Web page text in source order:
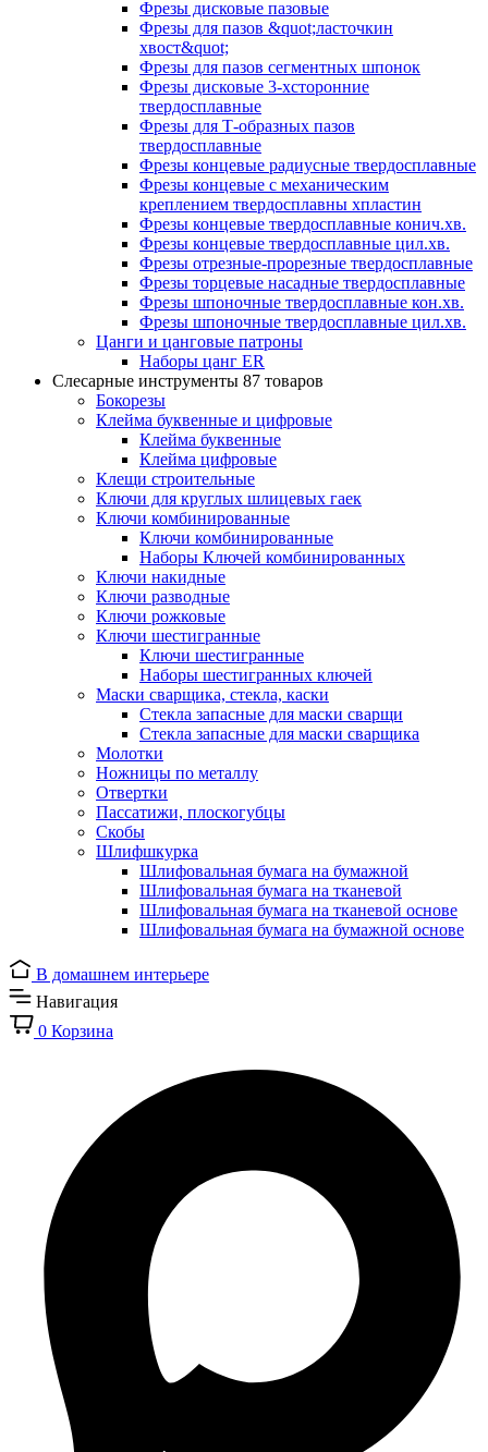
Фрезы дисковые пазовые
Фрезы для пазов &quot;ласточкин
хвост&quot;
Фрезы для пазов сегментных шпонок
Фрезы дисковые 3-хсторонние
твердосплавные
Фрезы для Т-образных пазов
твердосплавные
Фрезы концевые радиусные твердосплавные
Фрезы концевые с механическим
креплением твердосплавны хпластин
Фрезы концевые твердосплавные конич.хв.
Фрезы концевые твердосплавные цил.хв.
Фрезы отрезные-прорезные твердосплавные
Фрезы торцевые насадные твердосплавные
Фрезы шпоночные твердосплавные кон.хв.
Фрезы шпоночные твердосплавные цил.хв.
Цанги и цанговые патроны
Наборы цанг ER
Слесарные инструменты 87 товаров
Бокорезы
Клейма буквенные и цифровые
Клейма буквенные
Клейма цифровые
Клещи строительные
Ключи для круглых шлицевых гаек
Ключи комбинированные
Ключи комбинированные
Наборы Ключей комбинированных
Ключи накидные
Ключи разводные
Ключи рожковые
Ключи шестигранные
Ключи шестигранные
Наборы шестигранных ключей
Маски сварщика, стекла, каски
Стекла запасные для маски сварщи
Стекла запасные для маски сварщика
Молотки
Ножницы по металлу
Отвертки
Пассатижи, плоскогубцы
Скобы
Шлифшкурка
Шлифовальная бумага на бумажной
Шлифовальная бумага на тканевой
Шлифовальная бумага на тканевой основе
Шлифовальная бумага на бумажной основе
В домашнем интерьере
Навигация
0 Корзина